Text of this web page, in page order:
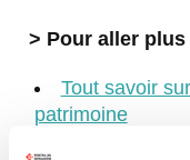
> Pour aller
Tout savoir
patrimoine
Les aides de